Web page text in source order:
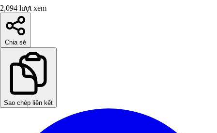
2,094 lượt xem
Chia sẻ
Sao chép liên kết